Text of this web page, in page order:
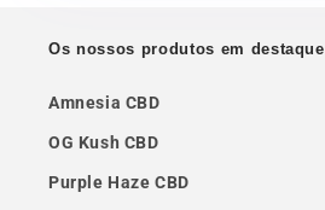
Os nossos produtos em destaque
Amnesia CBD
OG Kush CBD
Purple Haze CBD